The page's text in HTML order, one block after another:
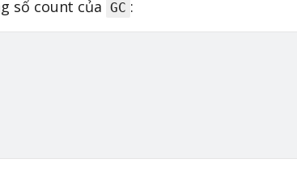
số count của GC :